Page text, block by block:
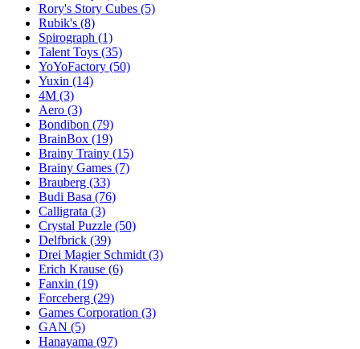
Rory's Story Cubes (5)
Rubik's (8)
Spirograph (1)
Talent Toys (35)
YoYoFactory (50)
Yuxin (14)
4M (3)
Aero (3)
Bondibon (79)
BrainBox (19)
Brainy Trainy (15)
Brainy Games (7)
Brauberg (33)
Budi Basa (76)
Calligrata (3)
Crystal Puzzle (50)
Delfbrick (39)
Drei Magier Schmidt (3)
Erich Krause (6)
Fanxin (19)
Forceberg (29)
Games Corporation (3)
GAN (5)
Hanayama (97)